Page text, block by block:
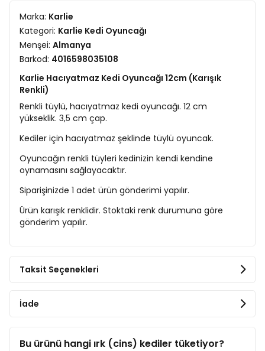
Marka: Karlie
Kategori: Karlie Kedi Oyuncağı
Menşei: Almanya
Barkod: 4016598035108
Karlie Hacıyatmaz Kedi Oyuncağı 12cm (Karışık
Renkli)
Renkli tüylü, hacıyatmaz kedi oyuncağı. 12 cm
yükseklik. 3,5 cm çap.
Kediler için hacıyatmaz şeklinde tüylü oyuncak.
Oyuncağın renkli tüyleri kedinizin kendi kendine
oynamasını sağlayacaktır.
Siparişinizde 1 adet ürün gönderimi yapılır.
Ürün karışık renklidir. Stoktaki renk durumuna göre
gönderim yapılır.
Taksit Seçenekleri
İade
Bu ürünü hangi ırk (cins) kediler tüketiyor?